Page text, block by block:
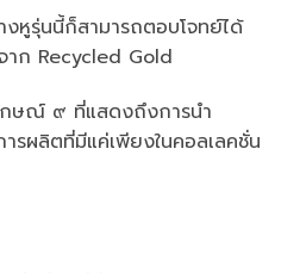
รุ่นนี้ก็สามารถตอบโจทย์ได้
าก Recycled Gold
ษณ์ ๙ ที่แสดงถึงการนำ
รผลิตที่มีแค่เพียงในคอลเลคชั่น